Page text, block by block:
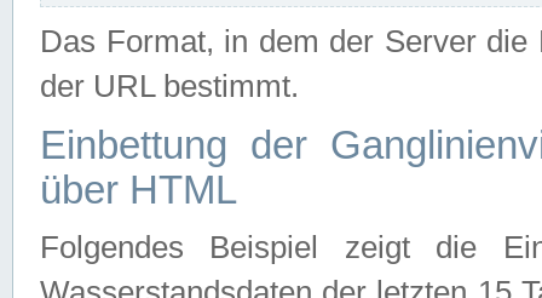
Das Format, in dem der Server
der URL bestimmt.
Einbettung der
über HTML
Folgendes Beispiel zeigt die